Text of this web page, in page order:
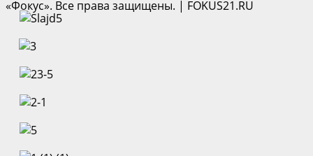
«Фокус». Все права защищены. | FOKUS21.RU